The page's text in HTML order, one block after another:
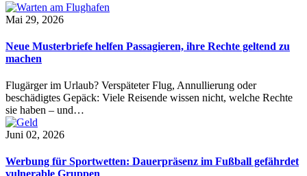
Mai 29, 2026
Neue Musterbriefe helfen Passagieren, ihre Rechte geltend zu
machen
Flugärger im Urlaub? Verspäteter Flug, Annullierung oder
beschädigtes Gepäck: Viele Reisende wissen nicht, welche Rechte
sie haben – und…
Juni 02, 2026
Werbung für Sportwetten: Dauerpräsenz im Fußball gefährdet